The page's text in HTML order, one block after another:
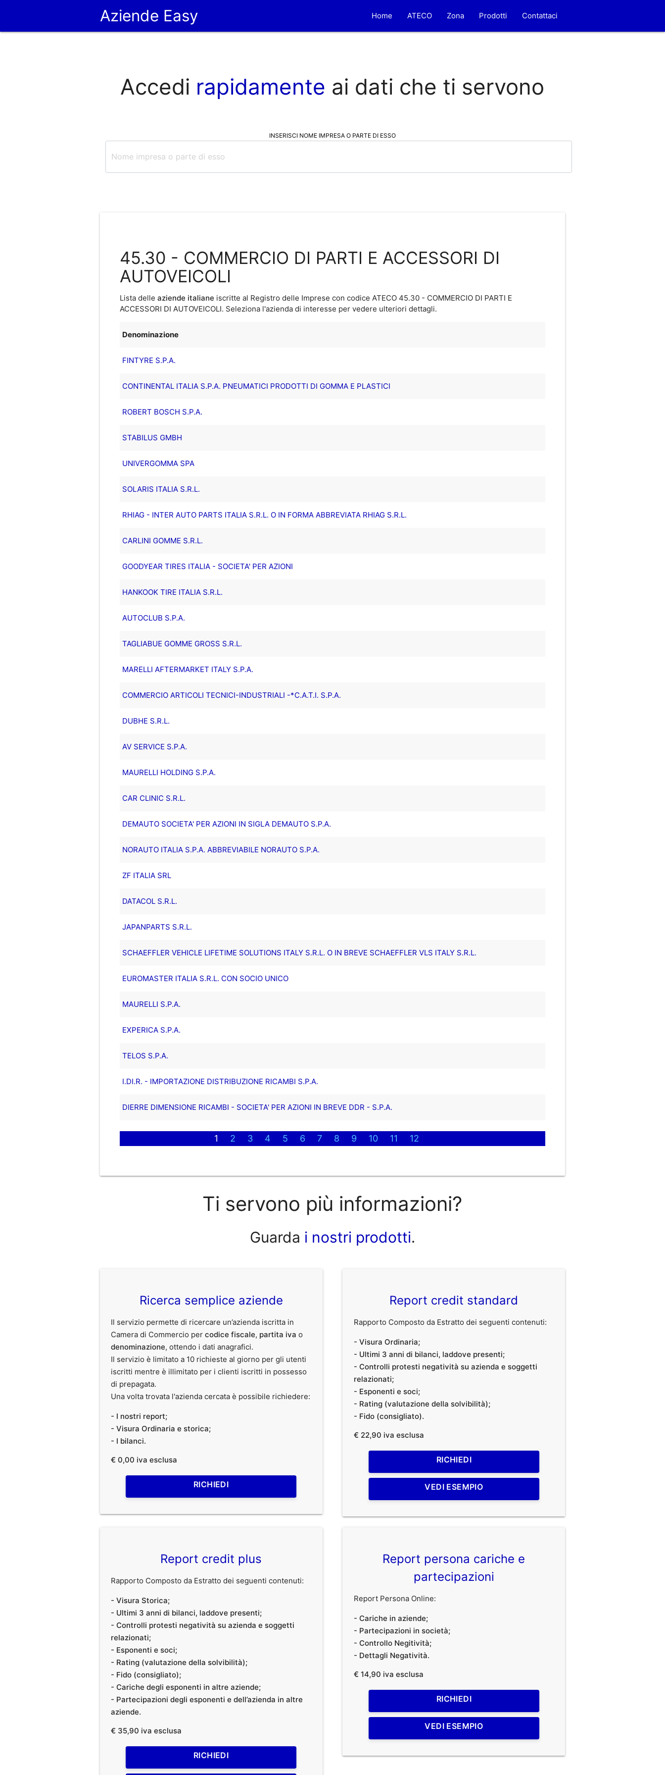
Aziende Easy Home ATECO Zona Prodotti Contattaci
Accedi rapidamente ai dati che ti servono
INSERISCI NOME IMPRESA O PARTE DI ESSO
45.30 - COMMERCIO DI PARTI E ACCESSORI DI
AUTOVEICOLI
Lista delle aziende italiane iscritte al Registro delle Imprese con codice ATECO 45.30 - COMMERCIO DI PARTI E
ACCESSORI DI AUTOVEICOLI. Seleziona l'azienda di interesse per vedere ulteriori dettagli.
Denominazione
FINTYRE S.P.A.
CONTINENTAL ITALIA S.P.A. PNEUMATICI PRODOTTI DI GOMMA E PLASTICI
ROBERT BOSCH S.P.A.
STABILUS GMBH
UNIVERGOMMA SPA
SOLARIS ITALIA S.R.L.
RHIAG - INTER AUTO PARTS ITALIA S.R.L. O IN FORMA ABBREVIATA RHIAG S.R.L.
CARLINI GOMME S.R.L.
GOODYEAR TIRES ITALIA - SOCIETA' PER AZIONI
HANKOOK TIRE ITALIA S.R.L.
AUTOCLUB S.P.A.
TAGLIABUE GOMME GROSS S.R.L.
MARELLI AFTERMARKET ITALY S.P.A.
COMMERCIO ARTICOLI TECNICI-INDUSTRIALI -*C.A.T.I. S.P.A.
DUBHE S.R.L.
AV SERVICE S.P.A.
MAURELLI HOLDING S.P.A.
CAR CLINIC S.R.L.
DEMAUTO SOCIETA' PER AZIONI IN SIGLA DEMAUTO S.P.A.
NORAUTO ITALIA S.P.A. ABBREVIABILE NORAUTO S.P.A.
ZF ITALIA SRL
DATACOL S.R.L.
JAPANPARTS S.R.L.
SCHAEFFLER VEHICLE LIFETIME SOLUTIONS ITALY S.R.L. O IN BREVE SCHAEFFLER VLS ITALY S.R.L.
EUROMASTER ITALIA S.R.L. CON SOCIO UNICO
MAURELLI S.P.A.
EXPERICA S.P.A.
TELOS S.P.A.
I.DI.R. - IMPORTAZIONE DISTRIBUZIONE RICAMBI S.P.A.
DIERRE DIMENSIONE RICAMBI - SOCIETA' PER AZIONI IN BREVE DDR - S.P.A.
1 2 3 4 5 6 7 8 9 10 11 12
Ti servono più informazioni?
Guarda i nostri prodotti.
Ricerca semplice aziende
Il servizio permette di ricercare un’azienda iscritta in
Camera di Commercio percodice fiscale, partita iva o
denominazione, ottendo i dati anagrafici.
Il servizio è limitato a 10 richieste al giorno per gli utenti
iscritti mentre è illimitato per i clienti iscritti in possesso
di prepagata.
Una volta trovata l'azienda cercata è possibile richiedere:
- I nostri report;
- Visura Ordinaria e storica;
- I bilanci.
€ 0,00 iva esclusa
RICHIEDI
Report credit standard
Rapporto Composto da Estratto dei seguenti contenuti:
- Visura Ordinaria;
- Ultimi 3 anni di bilanci, laddove presenti;
- Controlli protesti negatività su azienda e soggetti
relazionati;
- Esponenti e soci;
- Rating (valutazione della solvibilità);
- Fido (consigliato).
€ 22,90 iva esclusa
RICHIEDI
VEDI ESEMPIO
Report credit plus
Rapporto Composto da Estratto dei seguenti contenuti:
- Visura Storica;
- Ultimi 3 anni di bilanci, laddove presenti;
- Controlli protesti negatività su azienda e soggetti
relazionati;
- Esponenti e soci;
- Rating (valutazione della solvibilità);
- Fido (consigliato);
- Cariche degli esponenti in altre aziende;
- Partecipazioni degli esponenti e dell’azienda in altre
aziende.
€ 35,90 iva esclusa
RICHIEDI
Report persona cariche e
partecipazioni
Report Persona Online:
- Cariche in aziende;
- Partecipazioni in società;
- Controllo Negitività;
- Dettagli Negatività.
€ 14,90 iva esclusa
RICHIEDI
VEDI ESEMPIO